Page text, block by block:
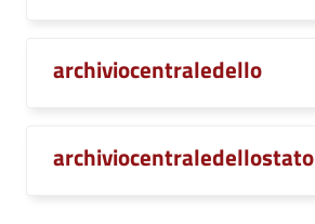
archiviocentraledello
archiviocentraledellostato